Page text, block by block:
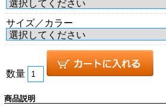
サイズ／カラー
数量
商品説明